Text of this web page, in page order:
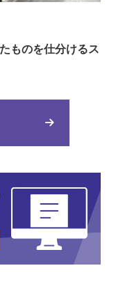
ものを仕分けるス